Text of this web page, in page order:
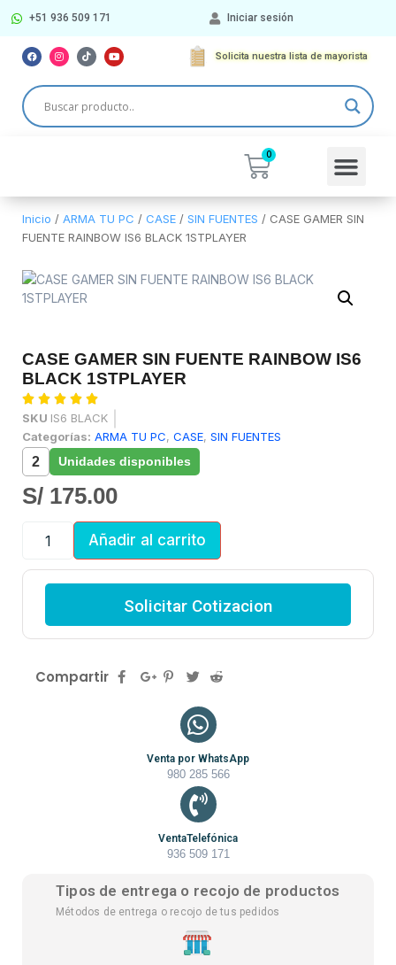
+51 936 509 171 Iniciar sesión
Solicita nuestra lista de mayorista
Inicio / ARMA TU PC / CASE / SIN FUENTES / CASE GAMER SIN
FUENTE RAINBOW IS6 BLACK 1STPLAYER
CASE GAMER SIN FUENTE RAINBOW IS6
BLACK 1STPLAYER
    
SKU IS6 BLACK
Categorías: ARMA TU PC, CASE, SIN FUENTES
2 Unidades disponibles
S/ 175.00
Añadir al carrito
Solicitar Cotizacion
Compartir
Venta por WhatsApp
980 285 566
VentaTelefónica
936 509 171
Tipos de entrega o recojo de productos
Métodos de entrega o recojo de tus pedidos